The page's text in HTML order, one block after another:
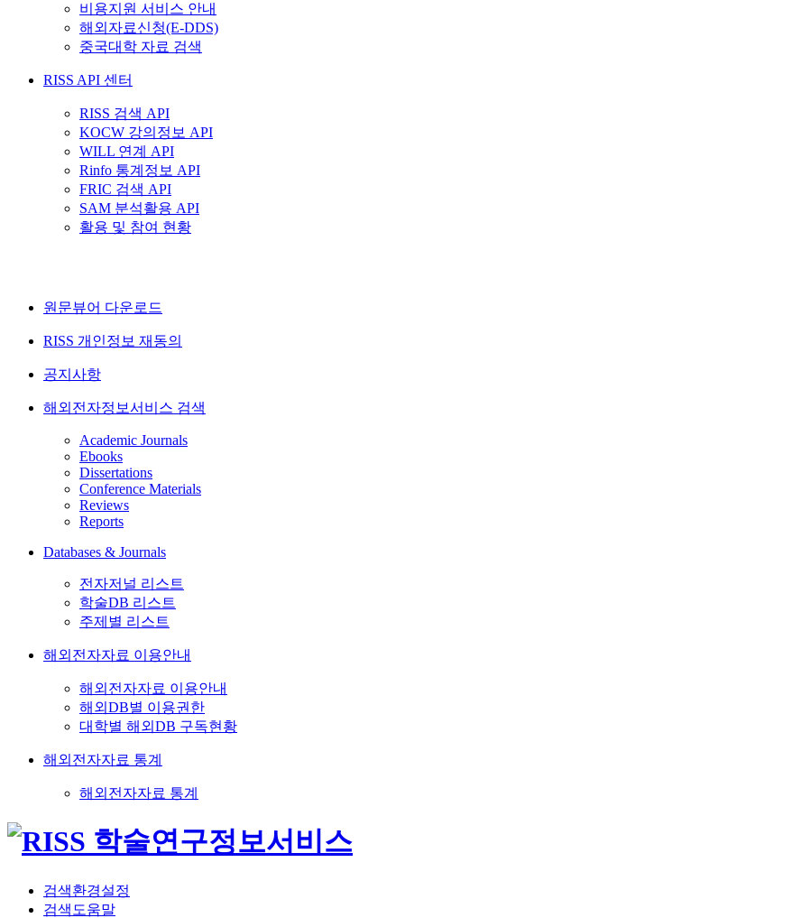
비용지원 서비스 안내
해외자료신청(E-DDS)
중국대학 자료 검색
RISS API 센터
RISS 검색 API
KOCW 강의정보 API
WILL 연계 API
Rinfo 통계정보 API
FRIC 검색 API
SAM 분석활용 API
활용 및 참여 현황
원문뷰어 다운로드
RISS 개인정보 재동의
공지사항
해외전자정보서비스 검색
Academic Journals
Ebooks
Dissertations
Conference Materials
Reviews
Reports
Databases & Journals
전자저널 리스트
학술DB 리스트
주제별 리스트
해외전자자료 이용안내
해외전자자료 이용안내
해외DB별 이용권한
대학별 해외DB 구독현황
해외전자자료 통계
해외전자자료 통계
검색환경설정
검색도움말